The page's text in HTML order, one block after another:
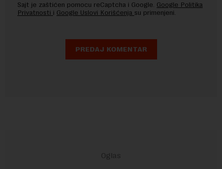
Sajt je zaštićen pomocu reCaptcha i Google. Google Politika
Privatnosti i Google Uslovi Korišćenja su primenjeni.